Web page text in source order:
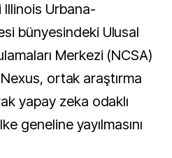
Urbana-
bünyesindeki Ulusal
Merkezi (NCSA)
ortak araştırma
yapay zeka odaklı
geneline yayılmasını